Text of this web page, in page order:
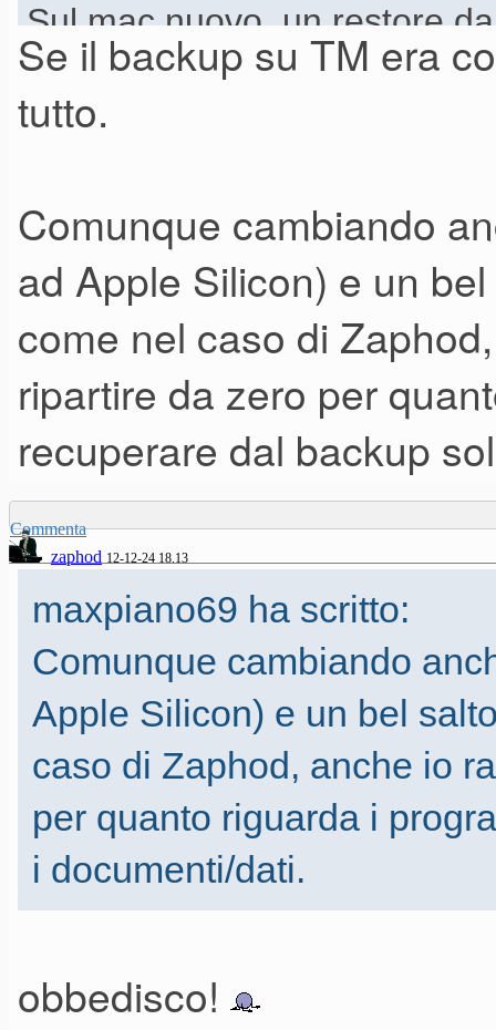
Sul mac nuovo, un restore
vecchio al nuovo mac
reistallati ognuno di nuovo
Se il backup su TM era
tutto.
Comunque cambiando
ad Apple Silicon) e un
come nel caso di
ripartire da zero per
recuperare dal backup
Commenta
zaphod 12-12-24 18.13
maxpiano69 ha scritto:
Comunque cambiando
Apple Silicon) e un bel
caso di Zaphod, anche io
per quanto riguarda i
i documenti/dati.
obbedisco!